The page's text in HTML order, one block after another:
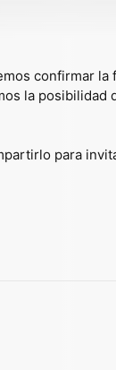
confirmar
la
para